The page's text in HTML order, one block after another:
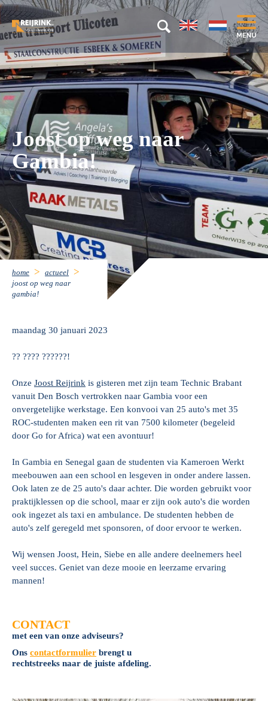
Joost op weg naar
Gambia!
home
actueel
joost op weg naar
gambia!
maandag 30 januari 2023
?? ???? ??????!
Onze Joost Reijrink is gisteren met zijn team Technic Brabant
vanuit Den Bosch vertrokken naar Gambia voor een
onvergetelijke werkstage. Een konvooi van 25 auto's met 35
ROC-studenten maken een rit van 7500 kilometer (begeleid
door Go for Africa) wat een avontuur!
In Gambia en Senegal gaan de studenten via Kameroen Werkt
meebouwen aan een school en lesgeven in onder andere lassen.
Ook laten ze de 25 auto's daar achter. Die worden gebruikt voor
praktijklessen op die school, maar er zijn ook auto's die worden
ook ingezet als taxi en ambulance. De studenten hebben de
auto's zelf geregeld met sponsoren, of door ervoor te werken.
Wij wensen Joost, Hein, Siebe en alle andere deelnemers heel
veel succes. Geniet van deze mooie en leerzame ervaring
mannen!
CONTACT
met een van onze adviseurs?
Ons contactformulier brengt u
rechtstreeks naar de juiste afdeling.